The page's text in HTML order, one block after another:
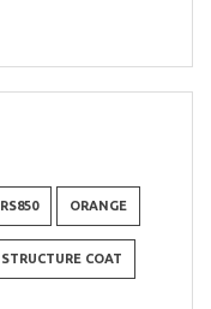
RS850 ORANGE
STRUCTURE COAT